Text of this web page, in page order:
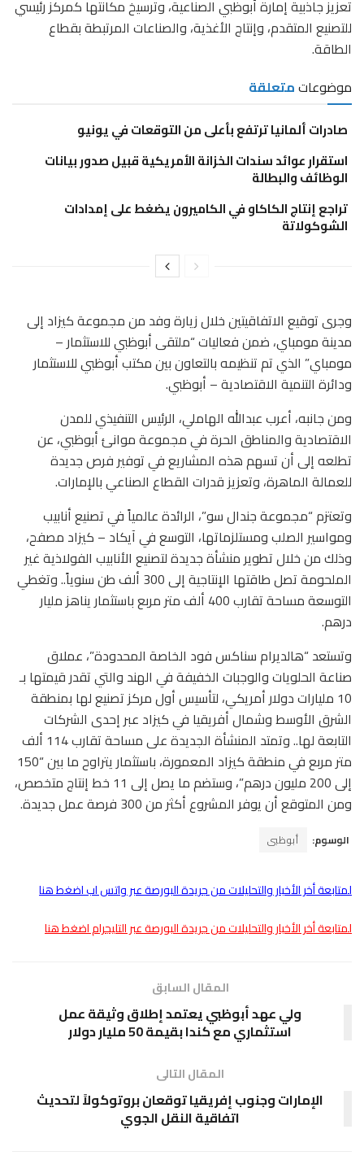
تعزيز جاذبية إمارة أبوظبي الصناعية، وترسيخ مكانتها كمركز رئيسي
للتصنيع المتقدم، وإنتاج الأغذية، والصناعات المرتبطة بقطاع
الطاقة.
موضوعاتمتعلقة
صادرات ألمانيا ترتفع بأعلى من التوقعات في يونيو
استقرار عوائد سندات الخزانة الأمريكية قبيل صدور بيانات
الوظائف والبطالة
تراجع إنتاج الكاكاو في الكاميرون يضغط على إمدادات
الشوكولاتة
وجرى توقيع الاتفاقيتين خلال زيارة وفد من مجموعة كيزاد إلى
مدينة مومباي، ضمن فعاليات “ملتقى أبوظبي للاستثمار –
مومباي” الذي تم تنظيمه بالتعاون بين مكتب أبوظبي للاستثمار
ودائرة التنمية الاقتصادية – أبوظبي.
ومن جانبه، أعرب عبدالله الهاملي، الرئيس التنفيذي للمدن
الاقتصادية والمناطق الحرة في مجموعة موانئ أبوظبي، عن
تطلعه إلى أن تسهم هذه المشاريع في توفير فرص جديدة
للعمالة الماهرة، وتعزيز قدرات القطاع الصناعي بالإمارات.
وتعتزم “مجموعة جندال سو”، الرائدة عالمياً في تصنيع أنابيب
ومواسير الصلب ومستلزماتها، التوسع في آيكاد – كيزاد مصفح،
وذلك من خلال تطوير منشأة جديدة لتصنيع الأنابيب الفولاذية غير
الملحومة تصل طاقتها الإنتاجية إلى 300 ألف طن سنوياً.. وتغطي
التوسعة مساحة تقارب 400 ألف متر مربع باستثمار يناهز مليار
درهم.
وتستعد “هالديرام سناكس فود الخاصة المحدودة”، عملاق
صناعة الحلويات والوجبات الخفيفة في الهند والتي تقدر قيمتها بـ
10 مليارات دولار أمريكي، لتأسيس أول مركز تصنيع لها بمنطقة
الشرق الأوسط وشمال أفريقيا في كيزاد عبر إحدى الشركات
التابعة لها.. وتمتد المنشأة الجديدة على مساحة تقارب 114 ألف
متر مربع في منطقة كيزاد المعمورة، باستثمار يتراوح ما بين “150
إلى 200 مليون درهم”، وستضم ما يصل إلى 11 خط إنتاج متخصص،
ومن المتوقع أن يوفر المشروع أكثر من 300 فرصة عمل جديدة.
الوسوم: أبوظبى
لمتابعة أخر الأخبار والتحليلات من جريدة البورصة عبر واتس اب اضغط هنا
لمتابعة أخر الأخبار والتحليلات من جريدة البورصة عبر التليجرام اضغط هنا
المقال السابق
ولي عهد أبوظبي يعتمد إطلاق وثيقة عمل
استثماري مع كندا بقيمة 50 مليار دولار
المقال التالى
الإمارات وجنوب إفريقيا توقعان بروتوكولاً لتحديث
اتفاقية النقل الجوي